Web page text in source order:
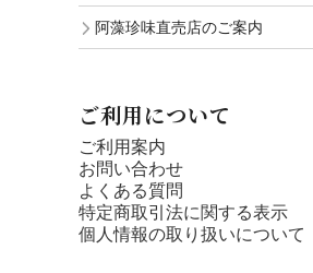
阿藻珍味直売店のご案内
ご利用について
ご利用案内
お問い合わせ
よくある質問
特定商取引法に関する表示
個人情報の取り扱いについて